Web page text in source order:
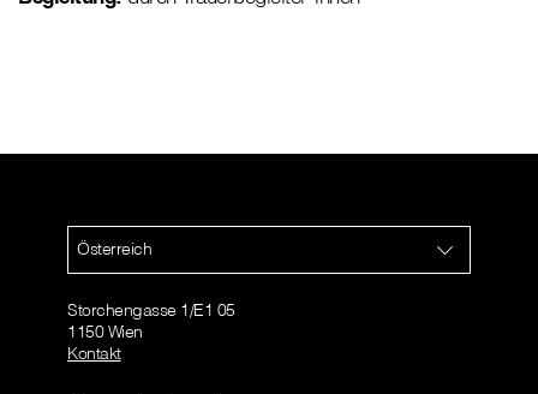
Österreich
Storchengasse 1/E1 05
1150 Wien
Kontakt